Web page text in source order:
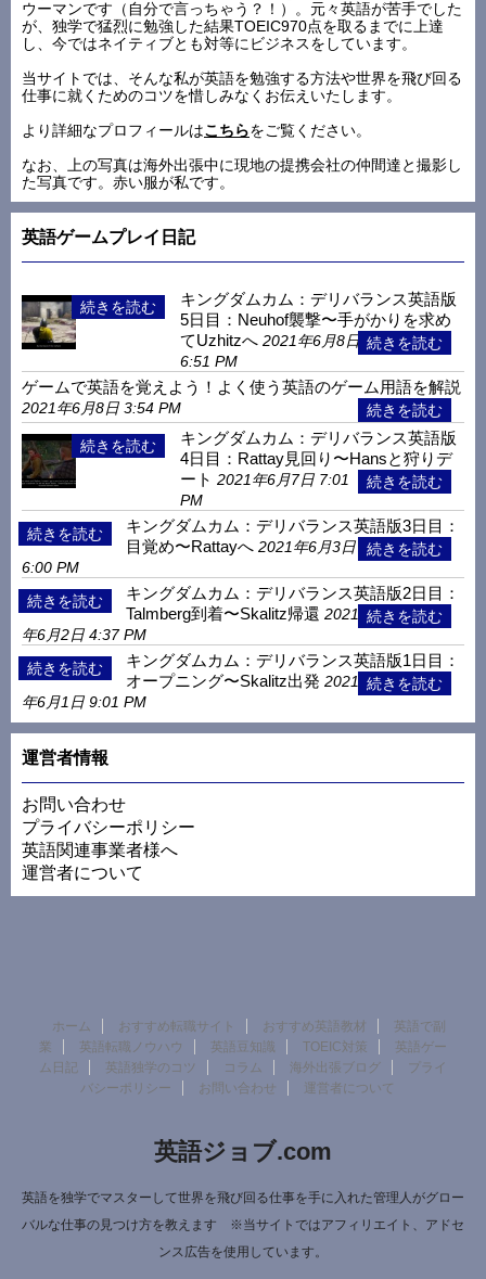
ウーマンです（自分で言っちゃう？！）。元々英語が苦手でした
が、独学で猛烈に勉強した結果TOEIC970点を取るまでに上達
し、今ではネイティブとも対等にビジネスをしています。
当サイトでは、そんな私が英語を勉強する方法や世界を飛び回る
仕事に就くためのコツを惜しみなくお伝えいたします。
より詳細なプロフィールはこちらをご覧ください。
なお、上の写真は海外出張中に現地の提携会社の仲間達と撮影し
た写真です。赤い服が私です。
英語ゲームプレイ日記
キングダムカム：デリバランス英語版
5日目：Neuhof襲撃〜手がかりを求め
てUzhitzへ 2021年6月8日
6:51 PM
ゲームで英語を覚えよう！よく使う英語のゲーム用語を解説
2021年6月8日 3:54 PM
キングダムカム：デリバランス英語版
4日目：Rattay見回り〜Hansと狩りデ
ート 2021年6月7日 7:01
PM
キングダムカム：デリバランス英語版3日目：
目覚め〜Rattayへ 2021年6月3日
6:00 PM
キングダムカム：デリバランス英語版2日目：
Talmberg到着〜Skalitz帰還 2021
年6月2日 4:37 PM
キングダムカム：デリバランス英語版1日目：
オープニング〜Skalitz出発 2021
年6月1日 9:01 PM
運営者情報
お問い合わせ
プライバシーポリシー
英語関連事業者様へ
運営者について
ホーム おすすめ転職サイト おすすめ英語教材
英語で副
業
英語転職ノウハウ 英語豆知識 TOEIC対策
英語ゲー
ム日記
英語独学のコツ コラム 海外出張ブログ
プライ
バシーポリシー
お問い合わせ 運営者について
英語ジョブ.com
英語を独学でマスターして世界を飛び回る仕事を手に入れた管理人がグロー
バルな仕事の見つけ方を教えます ※当サイトではアフィリエイト、アドセ
ンス広告を使用しています。